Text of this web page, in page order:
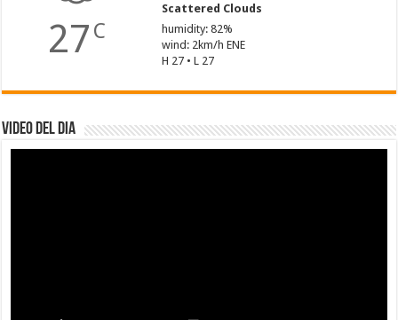
27 C
Scattered Clouds
humidity: 82%
wind: 2km/h ENE
H 27 • L 27
Video del dia